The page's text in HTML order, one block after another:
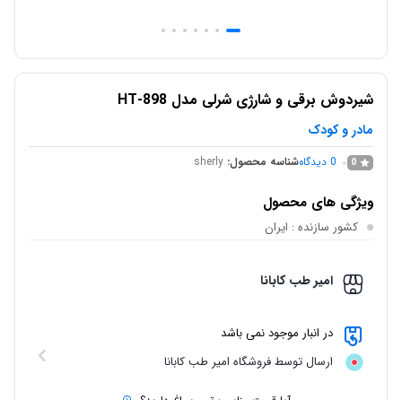
شیردوش برقی و شارژی شرلی مدل HT-898
مادر و کودک
0
0 دیدگاهشناسه محصول: sherly
ویژگی های محصول
کشور سازنده: ایران
امیر طب کابانا
در انبار موجود نمی باشد
ارسال توسط فروشگاه امیر طب کابانا